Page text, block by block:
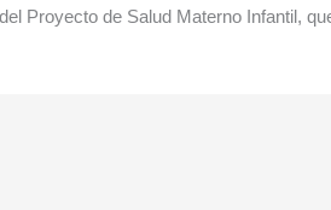
Proyecto de Salud Materno Infantil,